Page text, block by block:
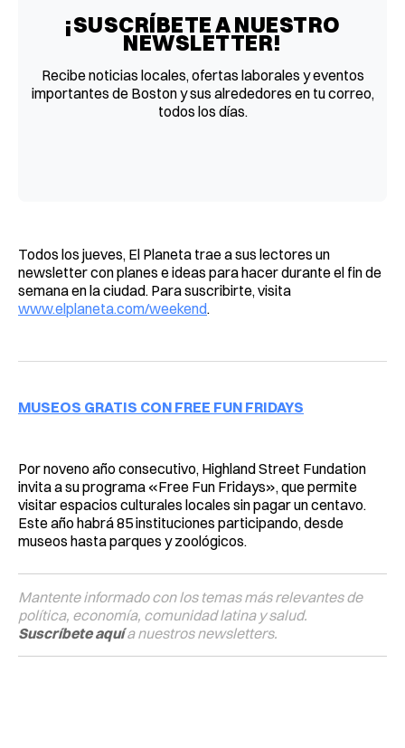
¡SUSCRÍBETE A NUESTRO
NEWSLETTER!
Recibe noticias locales, ofertas laborales y eventos
importantes de Boston y sus alrededores en tu correo,
todos los días.
Todos los jueves, El Planeta trae a sus lectores un
newsletter con planes e ideas para hacer durante el fin de
semana en la ciudad. Para suscribirte, visita
www.elplaneta.com/weekend.
MUSEOS GRATIS CON FREE FUN FRIDAYS
Por noveno año consecutivo, Highland Street Fundation
invita a su programa «Free Fun Fridays», que permite
visitar espacios culturales locales sin pagar un centavo.
Este año habrá 85 instituciones participando, desde
museos hasta parques y zoológicos.
Mantente informado con los temas más relevantes de
política, economía, comunidad latina y salud.
Suscríbete aquía nuestros newsletters.